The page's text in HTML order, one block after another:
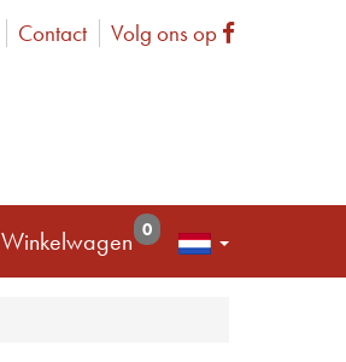
Contact Volg ons op Facebook
Winkelwagen 0